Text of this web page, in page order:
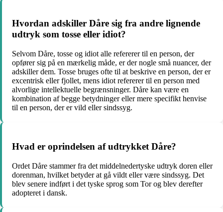
Hvordan adskiller Dåre sig fra andre lignende
udtryk som tosse eller idiot?
Selvom Dåre, tosse og idiot alle refererer til en person, der
opfører sig på en mærkelig måde, er der nogle små nuancer, der
adskiller dem. Tosse bruges ofte til at beskrive en person, der er
excentrisk eller fjollet, mens idiot refererer til en person med
alvorlige intellektuelle begrænsninger. Dåre kan være en
kombination af begge betydninger eller mere specifikt henvise
til en person, der er vild eller sindssyg.
Hvad er oprindelsen af udtrykket Dåre?
Ordet Dåre stammer fra det middelnedertyske udtryk doren eller
dorenman, hvilket betyder at gå vildt eller være sindssyg. Det
blev senere indført i det tyske sprog som Tor og blev derefter
adopteret i dansk.